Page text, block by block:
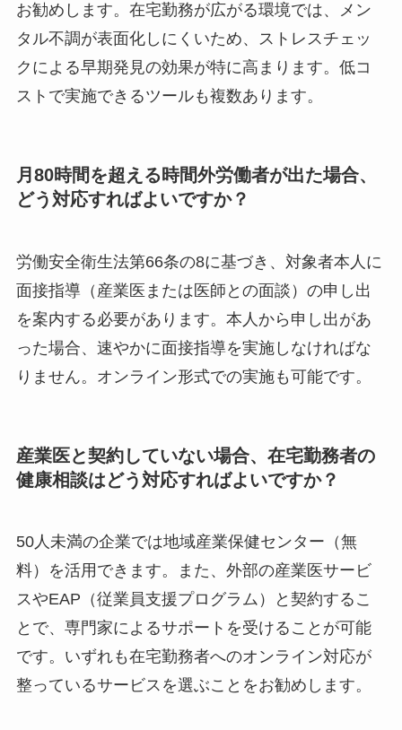
お勧めします。在宅勤務が広がる環境では、メン
タル不調が表面化しにくいため、ストレスチェッ
クによる早期発見の効果が特に高まります。低コ
ストで実施できるツールも複数あります。
月80時間を超える時間外労働者が出た場合、
どう対応すればよいですか？
労働安全衛生法第66条の8に基づき、対象者本人に
面接指導（産業医または医師との面談）の申し出
を案内する必要があります。本人から申し出があ
った場合、速やかに面接指導を実施しなければな
りません。オンライン形式での実施も可能です。
産業医と契約していない場合、在宅勤務者の
健康相談はどう対応すればよいですか？
50人未満の企業では地域産業保健センター（無
料）を活用できます。また、外部の産業医サービ
スやEAP（従業員支援プログラム）と契約するこ
とで、専門家によるサポートを受けることが可能
です。いずれも在宅勤務者へのオンライン対応が
整っているサービスを選ぶことをお勧めします。